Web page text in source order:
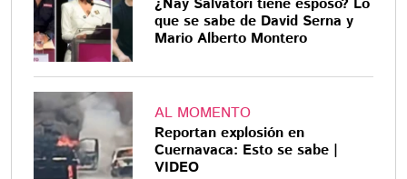
que se sabe de David Serna y
Mario Alberto Montero
AL MOMENTO
Reportan explosión en
Cuernavaca: Esto se sabe |
VIDEO